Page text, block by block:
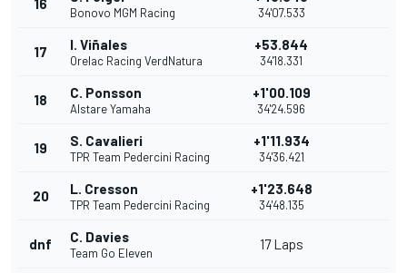
16
Bonovo MGM Racing 34'07.533
17 I. Viñales
Orelac Racing VerdNatura
+53.844
34'18.331
18 C. Ponsson
Alstare Yamaha
+1'00.109
34'24.596
19 S. Cavalieri
TPR Team Pedercini Racing
+1'11.934
34'36.421
20 L. Cresson
TPR Team Pedercini Racing
+1'23.648
34'48.135
dnf C. Davies
Team Go Eleven
17 Laps